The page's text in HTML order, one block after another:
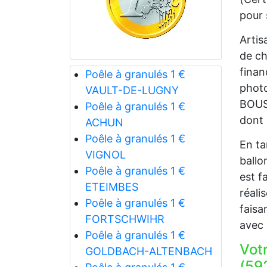
Poêle à granulés 1 €
VAULT-DE-LUGNY
Poêle à granulés 1 €
ACHUN
Poêle à granulés 1 €
VIGNOL
Poêle à granulés 1 €
ETEIMBES
Poêle à granulés 1 €
FORTSCHWIHR
Poêle à granulés 1 €
GOLDBACH-ALTENBACH
pour
de
dont
En
est
avec